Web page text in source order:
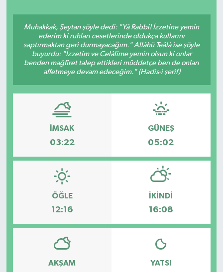
Muhakkak, Şeytan şöyle dedi: "Yâ Rabbi! İzzetine yemin
ederim ki ruhları cesetlerinde oldukça kullarını
saptırmaktan geri durmayacağım." Allâhü Teâlâ ise şöyle
buyurdu: "İzzetim ve Celâlime yemin olsun ki onlar
benden mağfiret talep ettikleri müddetçe ben de onları
affetmeye devam edeceğim." (Hadis-i şerif)
İMSAK
03:22
GÜNEŞ
05:02
ÖĞLE
12:16
İKINDI
16:08
AKŞAM YATSI
Eleman
Emlak
Gündem
Gurme
Haber
İlçe Haberleri
Keşfet
Magazin